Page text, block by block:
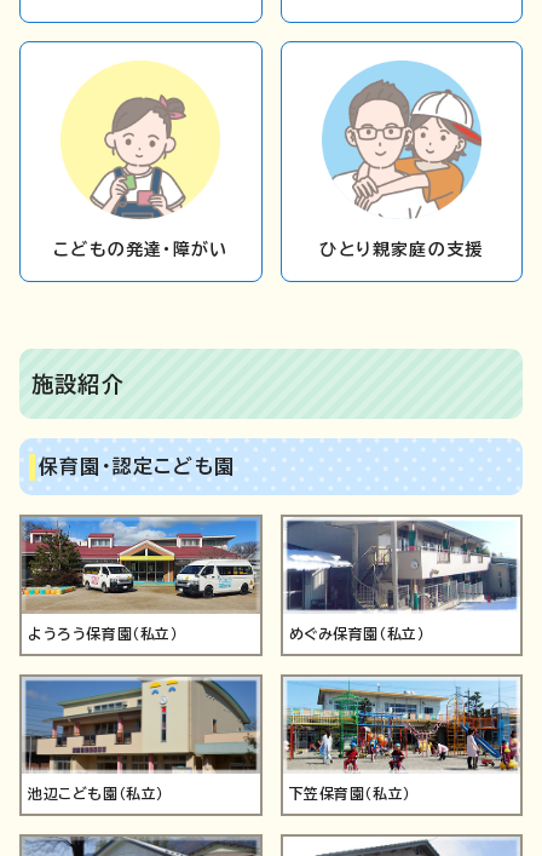
こどもの発達・障がい ひとり親家庭の支援
施設紹介
保育園・認定こども園
ようろう保育園（私立） めぐみ保育園（私立）
池辺こども園（私立） 下笠保育園（私立）